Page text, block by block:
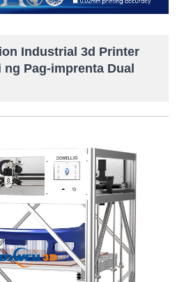
Industrial 3d Printer
Pag-imprenta Dual